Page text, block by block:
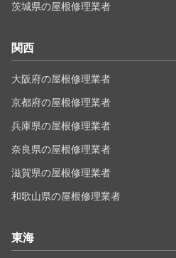
茨城県の屋根修理業者
関西
大阪府の屋根修理業者
京都府の屋根修理業者
兵庫県の屋根修理業者
奈良県の屋根修理業者
滋賀県の屋根修理業者
和歌山県の屋根修理業者
東海